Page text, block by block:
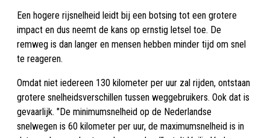
Een hogere rijsnelheid leidt bij een botsing tot een grotere
impact en dus neemt de kans op ernstig letsel toe. De
remweg is dan langer en mensen hebben minder tijd om snel
te reageren.
Omdat niet iedereen 130 kilometer per uur zal rijden, ontstaan
grotere snelheidsverschillen tussen weggebruikers. Ook dat is
gevaarlijk. "De minimumsnelheid op de Nederlandse
snelwegen is 60 kilometer per uur, de maximumsnelheid is in